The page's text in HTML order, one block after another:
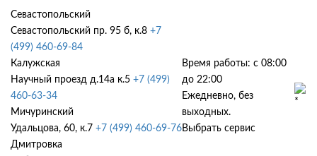
Севастопольский
Севастопольский пр. 95 б, к.8 +7
(499) 460-69-84
Калужская
Научный проезд д.14а к.5 +7 (499)
460-63-34
Мичуринский
Удальцова, 60, к.7 +7 (499) 460-69-76
Дмитровка
Время работы: с 08:00
до 22:00
Ежедневно, без
выходных.
Выбрать сервис